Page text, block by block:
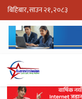
बिहिबार, साउन २१, २०८३